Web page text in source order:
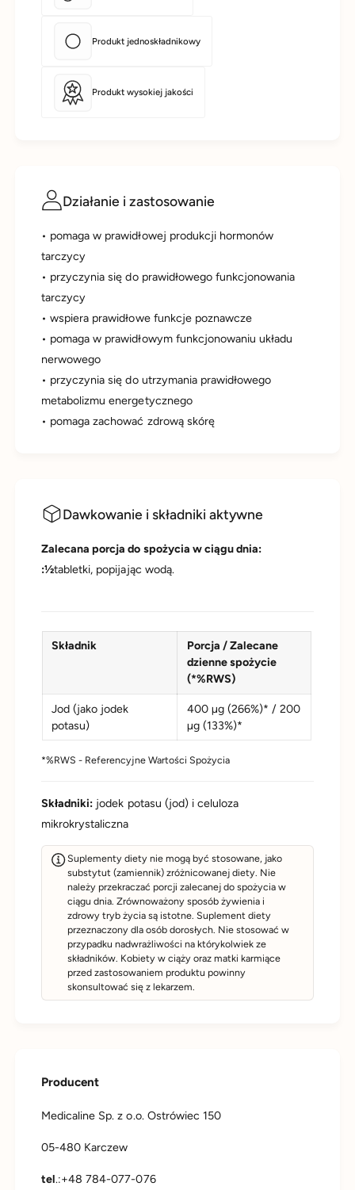
Produkt jednoskładnikowy
Produkt wysokiej jakości
Działanie i zastosowanie
• pomaga w prawidłowej produkcji hormonów
tarczycy
• przyczynia się do prawidłowego funkcjonowania
tarczycy
• wspiera prawidłowe funkcje poznawcze
• pomaga w prawidłowym funkcjonowaniu układu
nerwowego
• przyczynia się do utrzymania prawidłowego
metabolizmu energetycznego
• pomaga zachować zdrową skórę
Dawkowanie i składniki aktywne
Zalecana porcja do spożycia w ciągu dnia:
:½tabletki, popijając wodą.
Składnik
Porcja / Zalecane
dzienne spożycie
(*%RWS)
Jod (jako jodek
potasu)
400 µg (266%)* / 200
µg (133%)*
*%RWS - Referencyjne Wartości Spożycia
Składniki: jodek potasu (jod) i celuloza
mikrokrystaliczna
Suplementy diety nie mogą być stosowane, jako
substytut (zamiennik) zróżnicowanej diety. Nie
należy przekraczać porcji zalecanej do spożycia w
ciągu dnia. Zrównoważony sposób żywienia i
zdrowy tryb życia są istotne. Suplement diety
przeznaczony dla osób dorosłych. Nie stosować w
przypadku nadwrażliwości na którykolwiek ze
składników. Kobiety w ciąży oraz matki karmiące
przed zastosowaniem produktu powinny
skonsultować się z lekarzem.
Producent
Medicaline Sp. z o.o. Ostrówiec 150
05-480 Karczew
tel.:+48 784-077-076